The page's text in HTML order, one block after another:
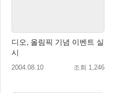
디오, 올림픽 기념 이벤트 실
시
2004.08.10 조회 1,246